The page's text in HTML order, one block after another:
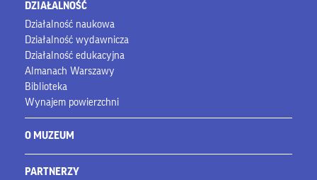
DZIAŁALNOŚĆ
Działalność naukowa
Działalność wydawnicza
Działalność edukacyjna
Almanach Warszawy
Biblioteka
Wynajem powierzchni
O MUZEUM
PARTNERZY